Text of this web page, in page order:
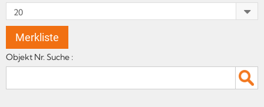
Merkliste
Objekt Nr. Suche :